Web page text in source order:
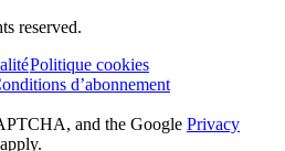
reserved.
Politique cookies
d’abonnement
and the Google Privacy
apply.